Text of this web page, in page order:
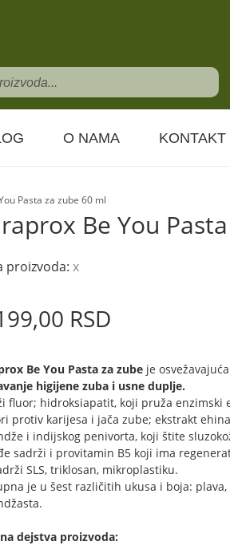
O NAMA KONTAKT
Pasta za zube 60 ml
Be You
proizvoda: x
00 RSD
Be You Pasta za zube je
higijene zuba i usne duplje.
fluor; hidroksiapatit, koji pruža enzimski
protiv karijesa i jača zube; ekstrakt
i indijskog penivorta, koji štite
sadrži i provitamin B5 koji ima
SLS, triklosan, mikroplastiku.
je u šest različitih ukusa i boja:
dejstva proizvoda: